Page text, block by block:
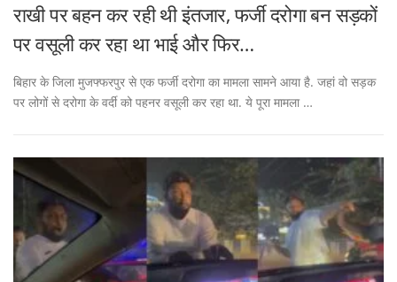
राखी पर बहन कर रही थी इंतजार, फर्जी दरोगा बन सड़कों
पर वसूली कर रहा था भाई और फिर…
बिहार के जिला मुजफ्फरपुर से एक फर्जी दरोगा का मामला सामने आया है. जहां वो सड़क
पर लोगों से दरोगा के वर्दी को पहनर वसूली कर रहा था. ये पूरा मामला …